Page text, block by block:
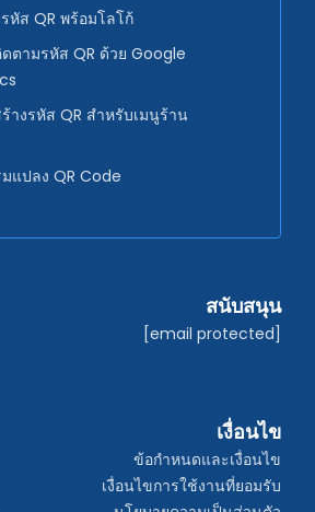
หัส QR พร้อมโลโก้
ตามรหัส QR ด้วย Google
างรหัส QR สำหรับเมนูร้าน
แปลง QR Code
สนับสนุน
[email protected]
เงื่อนไข
ข้อกำหนดและเงื่อนไข
เงื่อนไขการใช้งานที่ยอมรับ